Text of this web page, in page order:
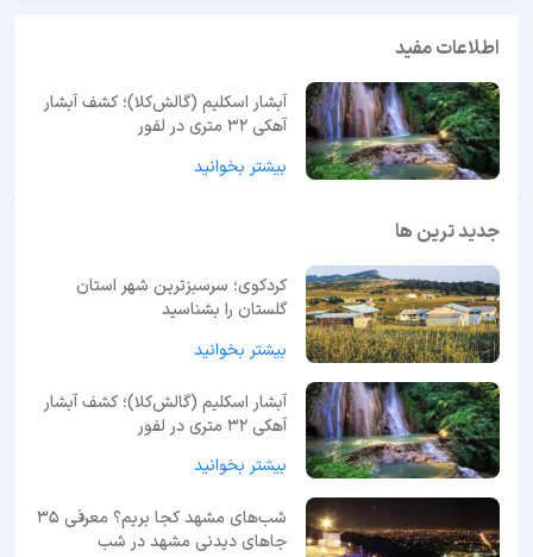
اطلاعات مفید
آبشار اسکلیم (گالش‌کلا)؛ کشف آبشار
آهکی ۳۲ متری در لفور
بیشتر بخوانید
جدید ترین ها
کردکوی؛ سرسبزترین شهر استان
گلستان را بشناسید
بیشتر بخوانید
آبشار اسکلیم (گالش‌کلا)؛ کشف آبشار
آهکی ۳۲ متری در لفور
بیشتر بخوانید
شب‌های مشهد کجا بریم؟ معرفی 35
جاهای دیدنی مشهد در شب